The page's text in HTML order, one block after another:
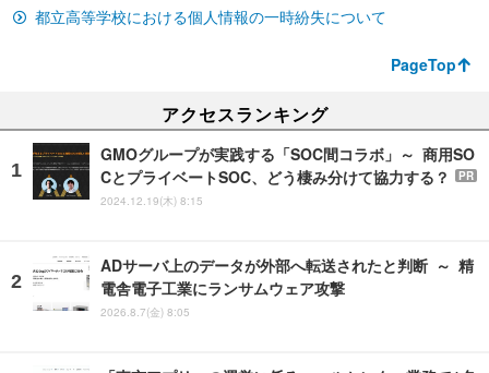
都立高等学校における個人情報の一時紛失について
PageTop
アクセスランキング
GMOグループが実践する「SOC間コラボ」～ 商用SO
CとプライベートSOC、どう棲み分けて協力する？
PR
2024.12.19(木) 8:15
ADサーバ上のデータが外部へ転送されたと判断 ～ 精
電舎電子工業にランサムウェア攻撃
2026.8.7(金) 8:05